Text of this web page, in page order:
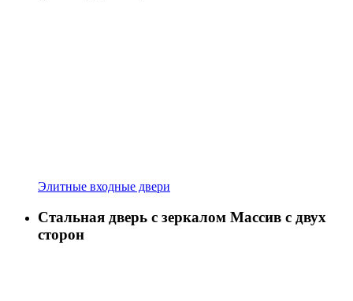
Элитные входные двери
Стальная дверь с зеркалом Массив с двух
сторон